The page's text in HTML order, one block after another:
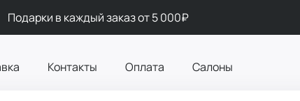
Подарки в каждый заказ от 5 000₽
Контакты Оплата Салоны